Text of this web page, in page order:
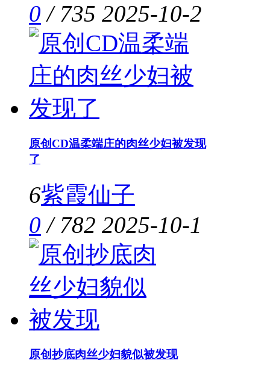
0 / 735 2025-10-2
原创CD温柔端庄的肉丝少妇被发现
了
6紫霞仙子
0 / 782 2025-10-1
原创抄底肉丝少妇貌似被发现